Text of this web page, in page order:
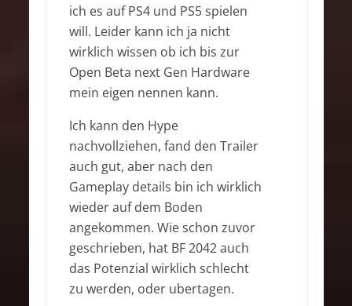
ich es auf PS4 und PS5 spielen
will. Leider kann ich ja nicht
wirklich wissen ob ich bis zur
Open Beta next Gen Hardware
mein eigen nennen kann.
Ich kann den Hype
nachvollziehen, fand den Trailer
auch gut, aber nach den
Gameplay details bin ich wirklich
wieder auf dem Boden
angekommen. Wie schon zuvor
geschrieben, hat BF 2042 auch
das Potenzial wirklich schlecht
zu werden, oder ubertagen.